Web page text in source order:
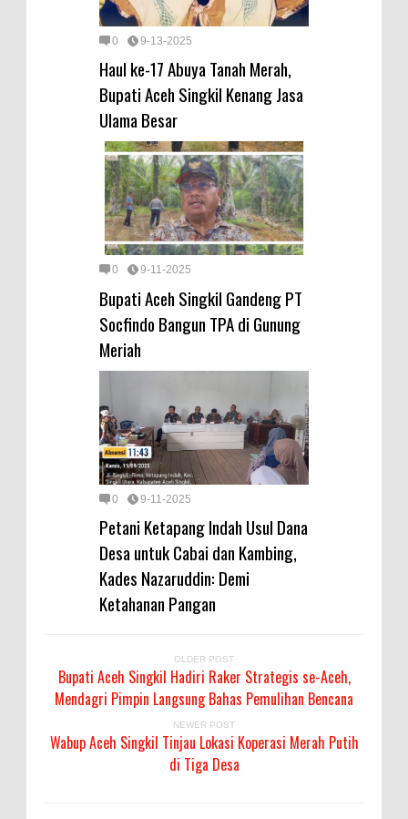
0 9-13-2025
Haul ke-17 Abuya Tanah Merah,
Bupati Aceh Singkil Kenang Jasa
Ulama Besar
0 9-11-2025
Bupati Aceh Singkil Gandeng PT
Socfindo Bangun TPA di Gunung
Meriah
0 9-11-2025
Petani Ketapang Indah Usul Dana
Desa untuk Cabai dan Kambing,
Kades Nazaruddin: Demi
Ketahanan Pangan
OLDER POST
Bupati Aceh Singkil Hadiri Raker Strategis se-Aceh,
Mendagri Pimpin Langsung Bahas Pemulihan Bencana
NEWER POST
Wabup Aceh Singkil Tinjau Lokasi Koperasi Merah Putih
di Tiga Desa